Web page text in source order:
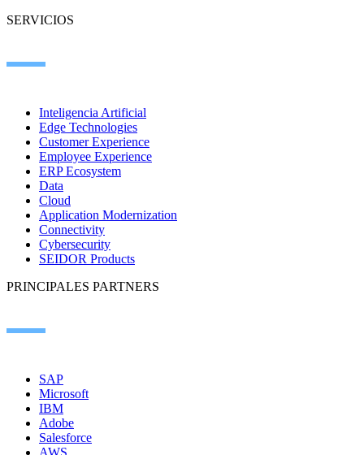
SERVICIOS
Inteligencia Artificial
Edge Technologies
Customer Experience
Employee Experience
ERP Ecosystem
Data
Cloud
Application Modernization
Connectivity
Cybersecurity
SEIDOR Products
PRINCIPALES PARTNERS
SAP
Microsoft
IBM
Adobe
Salesforce
AWS